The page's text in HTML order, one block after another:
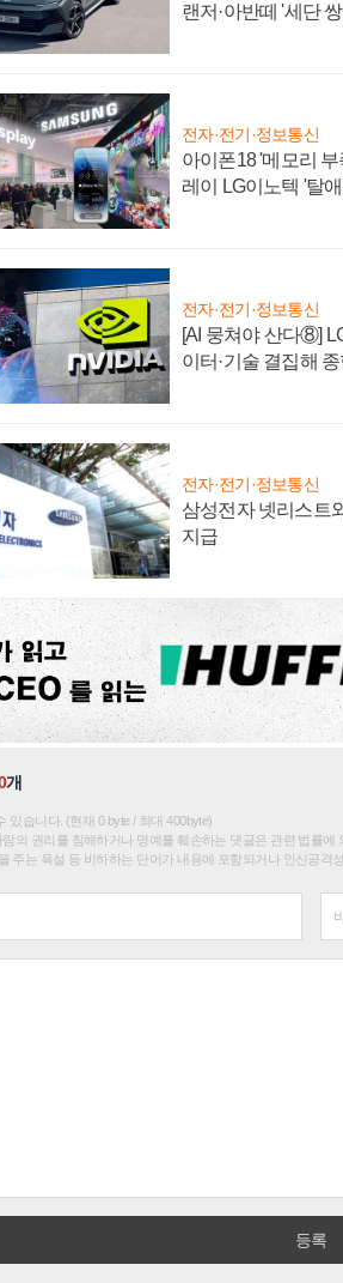
랜저·아반떼 '세단
전자·전기·정보통신
아이폰18 '메모리
레이 LG이노텍 '탈
전자·전기·정보통신
[AI 뭉쳐야 산다⑧]
이터·기술 결집해
전자·전기·정보통신
삼성전자 넷리스트
지급
개
있습니다. (현재 0 byte / 최대 400byte)
의 권리를 침해하거나 명예를 훼손하는 댓글은 관련 법률에
주는 욕설 등 비하하는 단어가 내용에 포함되거나 인신공격